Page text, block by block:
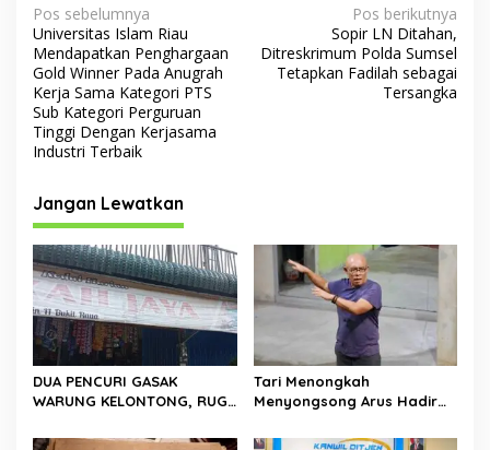
N
a
v
i
g
s
i
p
o
s
Pos sebelumnya
Universitas Islam Riau
Mendapatkan Penghargaan
Gold Winner Pada Anugrah
Kerja Sama Kategori PTS
Sub Kategori Perguruan
Tinggi Dengan Kerjasama
Industri Terbaik
Pos berikutnya
Sopir LN Ditahan,
Ditreskrimum Polda Sumsel
Tetapkan Fadilah sebagai
Tersangka
Jangan Lewatkan
DUA PENCURI GASAK
WARUNG KELONTONG, RUGI
Tari Menongkah
Menyongsong Arus Hadir